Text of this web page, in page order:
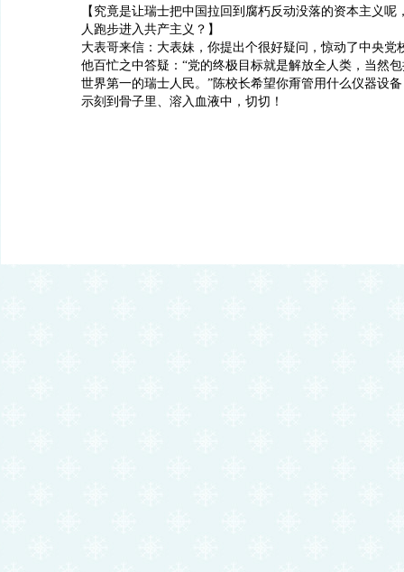
【究竟是让瑞士把中国拉回到腐朽反动没落的资本主义呢
人跑步进入共产主义？】
大表哥来信：大表妹，你提出个很好疑问，惊动了中央党
他百忙之中答疑：“党的终极目标就是解放全人类，当然
世界第一的瑞士人民。”陈校长希望你甭管用什么仪器设
示刻到骨子里、溶入血液中，切切！